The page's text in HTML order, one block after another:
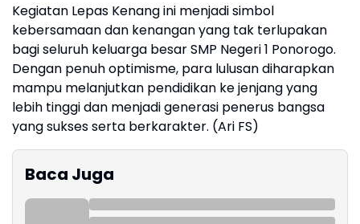
Kegiatan Lepas Kenang ini menjadi simbol
kebersamaan dan kenangan yang tak terlupakan
bagi seluruh keluarga besar SMP Negeri 1 Ponorogo.
Dengan penuh optimisme, para lulusan diharapkan
mampu melanjutkan pendidikan ke jenjang yang
lebih tinggi dan menjadi generasi penerus bangsa
yang sukses serta berkarakter. (Ari FS)
Baca Juga